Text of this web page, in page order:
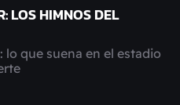
LOS HIMNOS DEL
que suena en el estadio